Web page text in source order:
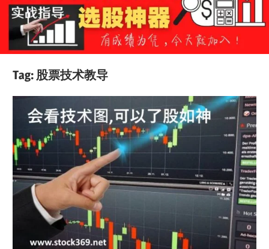
Tag: 股票技术教导